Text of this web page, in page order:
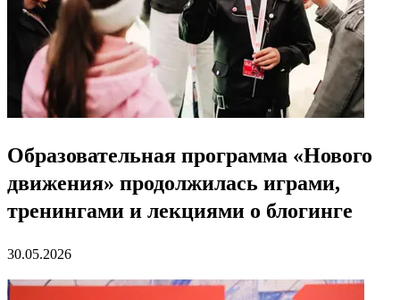
Образовательная программа «Нового
движения» продолжилась играми,
тренингами и лекциями о блогинге
30.05.2026